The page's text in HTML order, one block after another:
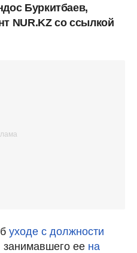
Буркитбаев,
NUR.KZ со ссылкой
уходе с должности
ее на